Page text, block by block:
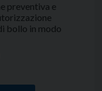
preventiva e
bollo in modo